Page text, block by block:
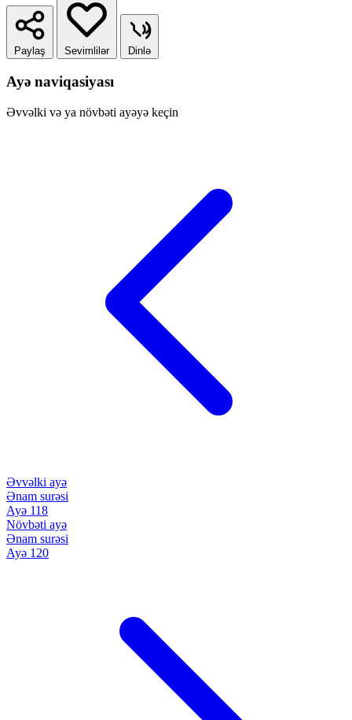
Paylaş Sevimlilər Dinlə
Ayə naviqasiyası
Əvvəlki və ya növbəti ayəyə keçin
Əvvəlki ayə
Ənam surəsi
Ayə 118
Növbəti ayə
Ənam surəsi
Ayə 120